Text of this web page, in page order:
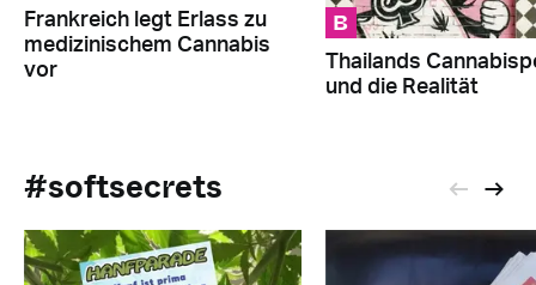
Frankreich legt Erlass zu
medizinischem Cannabis
vor
B
Thailands
und die Realität
#softsecrets